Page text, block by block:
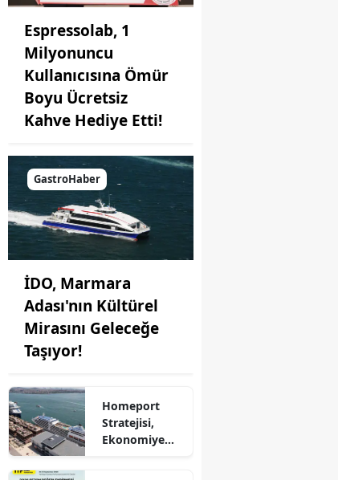
Espressolab, 1
Milyonuncu
Kullanıcısına Ömür
Boyu Ücretsiz
Kahve Hediye Etti!
GastroHaber
İDO, Marmara
Adası'nın Kültürel
Mirasını Geleceğe
Taşıyor!
Homeport
Stratejisi,
Ekonomiye